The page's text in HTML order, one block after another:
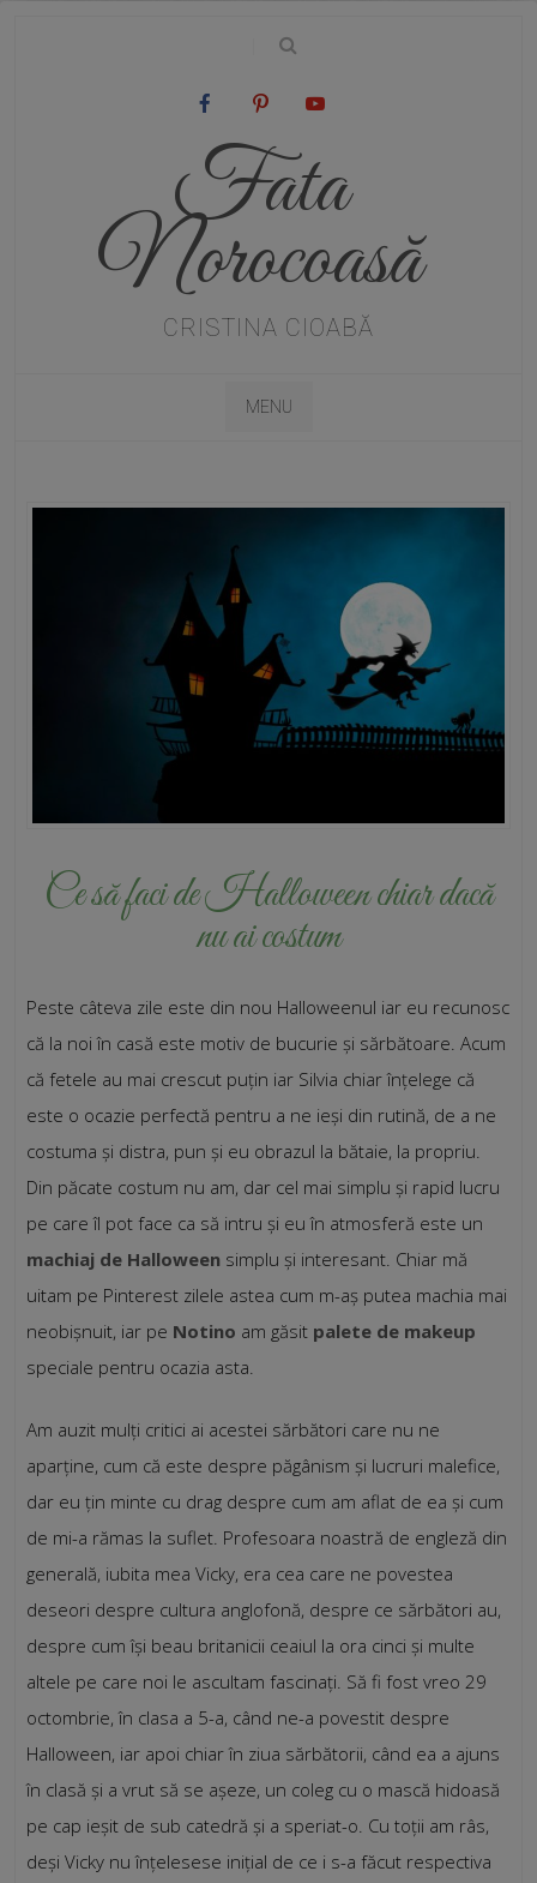
Fata
Norocoasă
CRISTINA CIOABĂ
MENU
Ce să faci de Halloween chiar dacă
nu ai costum
Peste câteva zile este din nou Halloweenul iar eu recunosc
că la noi în casă este motiv de bucurie și sărbătoare. Acum
că fetele au mai crescut puțin iar Silvia chiar înțelege că
este o ocazie perfectă pentru a ne ieși din rutină, de a ne
costuma și distra, pun și eu obrazul la bătaie, la propriu.
Din păcate costum nu am, dar cel mai simplu și rapid lucru
pe care îl pot face ca să intru și eu în atmosferă este un
machiaj de Halloween simplu și interesant. Chiar mă
uitam pe Pinterest zilele astea cum m-aș putea machia mai
neobișnuit, iar pe Notino am găsit palete de makeup
speciale pentru ocazia asta.
Am auzit mulți critici ai acestei sărbători care nu ne
aparține, cum că este despre păgânism și lucruri malefice,
dar eu țin minte cu drag despre cum am aflat de ea și cum
de mi-a rămas la suflet. Profesoara noastră de engleză din
generală, iubita mea Vicky, era cea care ne povestea
deseori despre cultura anglofonă, despre ce sărbători au,
despre cum își beau britanicii ceaiul la ora cinci și multe
altele pe care noi le ascultam fascinați. Să fi fost vreo 29
octombrie, în clasa a 5-a, când ne-a povestit despre
Halloween, iar apoi chiar în ziua sărbătorii, când ea a ajuns
în clasă și a vrut să se așeze, un coleg cu o mască hidoasă
pe cap ieșit de sub catedră și a speriat-o. Cu toții am râs,
deși Vicky nu înțelesese inițial de ce i s-a făcut respectiva